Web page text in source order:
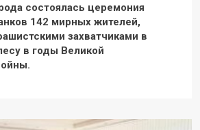
состоялась церемония
142 мирных жителей,
захватчиками в
в годы Великой